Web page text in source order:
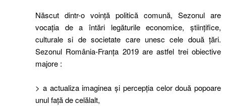
Născut dintr-o voință politică comună, Sezonul are
vocația de a întări legăturile economice, științifice,
culturale si de societate care unesc cele două țări.
Sezonul România-Franța 2019 are astfel trei obiective
majore :
> a actualiza imaginea și percepția celor două popoare
unul față de celălalt,